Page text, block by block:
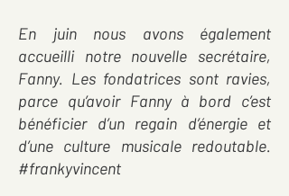
En juin nous avons également
accueilli notre nouvelle secrétaire,
Fanny. Les fondatrices sont ravies,
parce qu’avoir Fanny à bord c’est
bénéficier d’un regain d’énergie et
d’une culture musicale redoutable.
#frankyvincent